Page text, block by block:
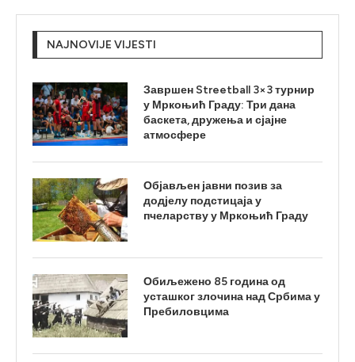
NAJNOVIJE VIJESTI
Завршен Streetball 3×3 турнир
у Мркоњић Граду: Три дана
баскета, дружења и сјајне
атмосфере
Објављен јавни позив за
додјелу подстицаја у
пчеларству у Мркоњић Граду
Обиљежено 85 година од
усташког злочина над Србима у
Пребиловцима